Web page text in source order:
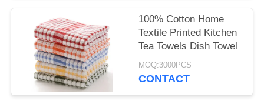
100% Cotton Home
Textile Printed Kitchen
Tea Towels Dish Towel
MOQ:3000PCS
CONTACT